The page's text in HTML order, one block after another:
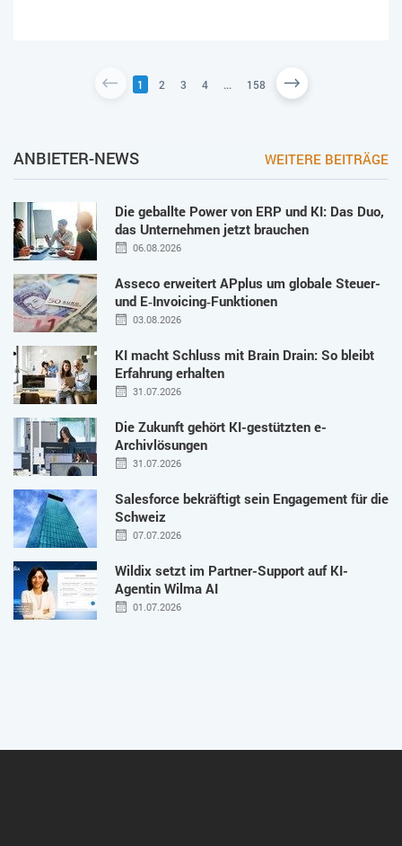
1 2 3 4 ... 158
ANBIETER-NEWS WEITERE BEITRÄGE
Die geballte Power von ERP und KI: Das Duo,
das Unternehmen jetzt brauchen
06.08.2026
Asseco erweitert APplus um globale Steuer-
und E‑Invoicing‑Funktionen
03.08.2026
KI macht Schluss mit Brain Drain: So bleibt
Erfahrung erhalten
31.07.2026
Die Zukunft gehört KI-gestützten e-
Archivlösungen
31.07.2026
Salesforce bekräftigt sein Engagement für die
Schweiz
07.07.2026
Wildix setzt im Partner-Support auf KI-
Agentin Wilma AI
01.07.2026